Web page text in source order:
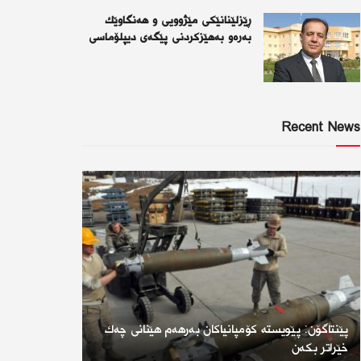
ڕێزلێنانێكی مێژوویی و هەنگاوێك
بەرەو بەهێزكردنی پێگەی دیپلۆماسی
Recent News
پێنتاگۆن: پێویستە كۆمپانیاكان بەرهەم هێنانی چەك
خێراتر بكەن